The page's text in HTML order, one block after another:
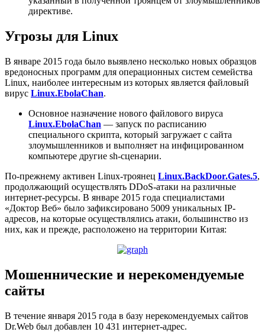
директиве.
Угрозы для Linux
В январе 2015 года было выявлено несколько новых образцов
вредоносных программ для операционных систем семейства
Linux, наиболее интересным из которых является файловый
вирус Linux.EbolaChan.
Основное назначение нового файлового вируса
Linux.EbolaChan — запуск по расписанию
специального скрипта, который загружает с сайта
злоумышленников и выполняет на инфицированном
компьютере другие sh-сценарии.
По-прежнему активен Linux-троянец Linux.BackDoor.Gates.5,
продолжающий осуществлять DDoS-атаки на различные
интернет-ресурсы. В январе 2015 года специалистами
«Доктор Веб» было зафиксировано 5009 уникальных IP-
адресов, на которые осуществлялись атаки, большинство из
них, как и прежде, расположено на территории Китая:
Мошеннические и нерекомендуемые
сайты
В течение января 2015 года в базу нерекомендуемых сайтов
Dr.Web был добавлен 10 431 интернет-адрес.